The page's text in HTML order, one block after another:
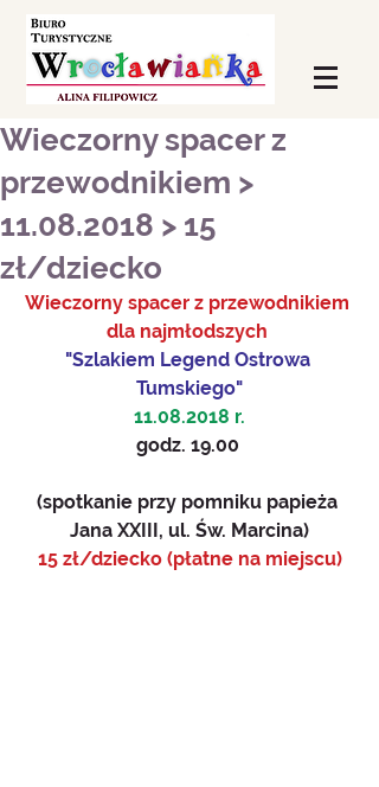
Wieczorny spacer z
przewodnikiem >
11.08.2018 > 15
zł/dziecko
Wieczorny spacer z przewodnikiem
dla najmłodszych
"Szlakiem Legend Ostrowa
Tumskiego"
11.08.2018 r.
godz. 19.00
(spotkanie przy pomniku papieża
Jana XXIII, ul. Św. Marcina)
15 zł/dziecko (płatne na miejscu)